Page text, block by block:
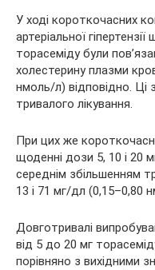
У ході короткочасних
артеріальної
торасеміду були
холестерину плазми
нмоль/л) відповідно. Ці
тривалого лікування.
При цих же
щоденні дози 5, 10 і 20
середнім збільшенням
13 і 71 мг/дл (0,15–0,80
Довготривалі
від 5 до 20 мг
порівняно з вихідними